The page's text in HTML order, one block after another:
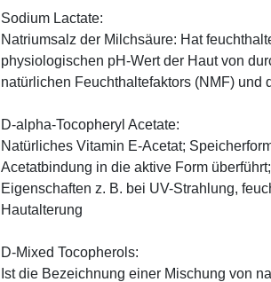
Sodium Lactate:
Natriumsalz der Milchsäure: Hat
physiologischen pH-Wert der Haut von
natürlichen Feuchthaltefaktors (NMF) und
D-alpha-Tocopheryl Acetate:
Natürliches Vitamin E-Acetat;
Acetatbindung in die aktive Form
Eigenschaften z. B. bei UV-Strahlung,
Hautalterung
D-Mixed Tocopherols:
Ist die Bezeichnung einer Mischung von